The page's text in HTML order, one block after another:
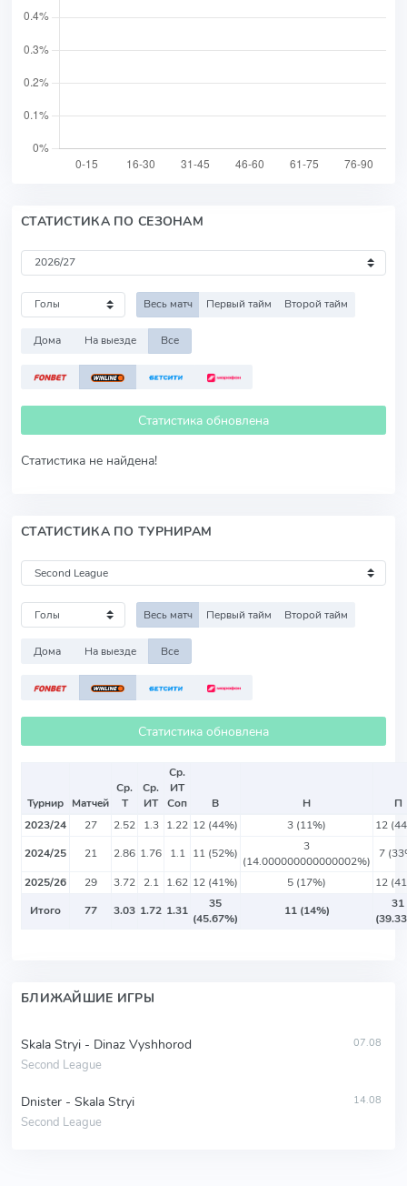
СТАТИСТИКА ПО СЕЗОНАМ
Весь матч Первый тайм Второй тайм
Дома На выезде Все
Статистика обновлена
Статистика не найдена!
СТАТИСТИКА ПО ТУРНИРАМ
Весь матч Первый тайм Второй тайм
Дома На выезде Все
Статистика обновлена
Турнир Матчей
Ср.
Т
Ср.
ИТ
Ср.
ИТ
Соп
В Н
П
2023/24
27 2.52 1.3 1.22 12 (44%) 3 (11%)
12
2024/25
21 2.86 1.76 1.1 11 (52%)
3
(14.000000000000002%)
7
2025/26
29 3.72 2.1 1.62 12 (41%) 5 (17%)
12
Итого
77 3.03 1.72 1.31
35
(45.67%)
11 (14%)
31
БЛИЖАЙШИЕ ИГРЫ
Skala Stryi - Dinaz Vyshhorod
Second League
07.08
Dnister - Skala Stryi
Second League
14.08